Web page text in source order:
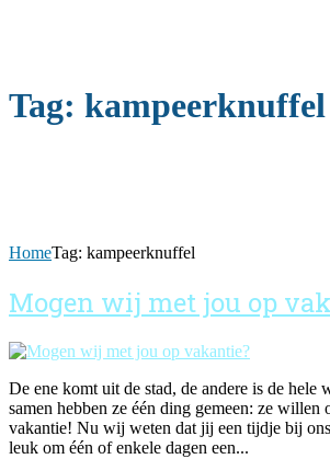
Tag: kampeerknuffel
HomeTag: kampeerknuffel
Mogen wij met jou op
De ene komt uit de stad, de andere is de hele
samen hebben ze één ding gemeen: ze willen
vakantie! Nu wij weten dat jij een tijdje bij
leuk om één of enkele dagen een...